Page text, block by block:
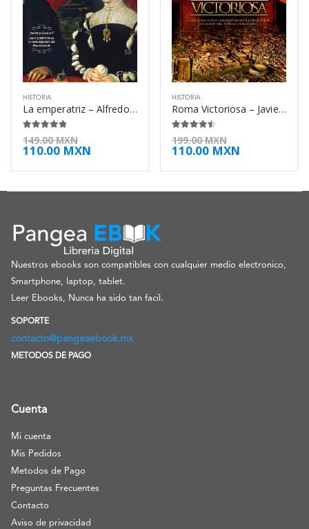
HISTORIA
La emperatriz – Alfredo Alvar Ezquerra
4.75 de 5
149.00MXN
110.00 MXN
HISTORIA
Roma Victoriosa – Javier Negrete
4.38 de 5
199.00MXN
110.00 MXN
Nuestros ebooks son compatibles con cualquier medio electronico,
Smartphone, laptop, tablet.
Leer Ebooks, Nunca ha sido tan facil.
SOPORTE
contacto@pangeaebook.mx
METODOS DE PAGO
Cuenta
Mi cuenta
Mis Pedidos
Metodos de Pago
Preguntas Frecuentes
Contacto
Aviso de privacidad